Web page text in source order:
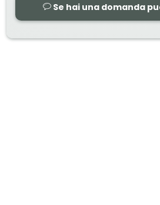
Se hai una domanda